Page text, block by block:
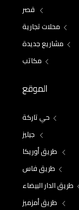
قصر
محلات تجارية
مشاريع جديدة
مكاتب
الموقع
حي تاركة
جيليز
طريق أوريكا
طريق فاس
طريق الدار البيضاء
طريق أمزميز